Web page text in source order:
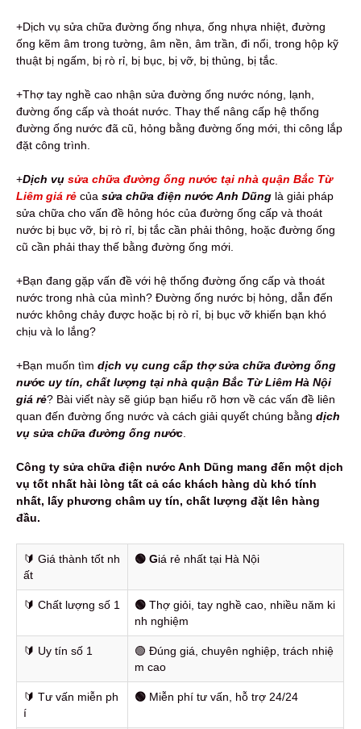
+Dịch vụ sửa chữa đường ống nhựa, ống nhựa nhiệt, đường
ống kẽm âm trong tường, âm nền, âm trần, đi nổi, trong hộp kỹ
thuật bị ngấm, bị rò rỉ, bị bục, bị vỡ, bị thủng, bị tắc.
+Thợ tay nghề cao nhận sửa đường ống nước nóng, lạnh,
đường ống cấp và thoát nước. Thay thế nâng cấp hệ thống
đường ống nước đã cũ, hỏng bằng đường ống mới, thi công lắp
đặt công trình.
+Dịch vụ sửa chữa đường ống nước tại nhà quận Bắc Từ
Liêm giá rẻ của sửa chữa điện nước Anh Dũng là giải pháp
sửa chữa cho vấn đề hỏng hóc của đường ống cấp và thoát
nước bị bục vỡ, bị rò rỉ, bị tắc cần phải thông, hoặc đường ống
cũ cần phải thay thế bằng đường ống mới.
+Bạn đang gặp vấn đề với hệ thống đường ống cấp và thoát
nước trong nhà của mình? Đường ống nước bị hỏng, dẫn đến
nước không chảy được hoặc bị rò rỉ, bị bục vỡ khiến bạn khó
chịu và lo lắng?
+Bạn muốn tìm dịch vụ cung cấp thợ sửa chữa đường ống
nước uy tín, chất lượng tại nhà quận Bắc Từ Liêm Hà Nội
giá rẻ? Bài viết này sẽ giúp bạn hiểu rõ hơn về các vấn đề liên
quan đến đường ống nước và cách giải quyết chúng bằng dịch
vụ sửa chữa đường ống nước
Công ty sửa chữa điện nước Anh Dũng mang đến một dịch
vụ tốt nhất hài lòng tất cả các khách hàng dù khó tính
nhất, lấy phương châm uy tín, chất lượng đặt lên hàng
đầu.
🔰️ Giá thành tốt nh
ất
🟢 Giá rẻ nhất tại Hà Nội
🔰️ Chất lượng số 1 🟢 Thợ giỏi, tay nghề cao, nhiều năm ki
nh nghiệm
🔰️ Uy tín số 1
🟢 Đúng giá, chuyên nghiệp, trách nhiệ
m cao
🔰️ Tư vấn miễn ph
í
🟢 Miễn phí tư vấn, hỗ trợ 24/24